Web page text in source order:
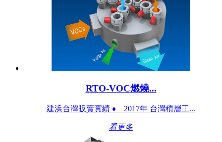
RTO-VOC燃燒...
建浜台灣販賣實績 ♦ 2017年 台灣積層工...
看更多